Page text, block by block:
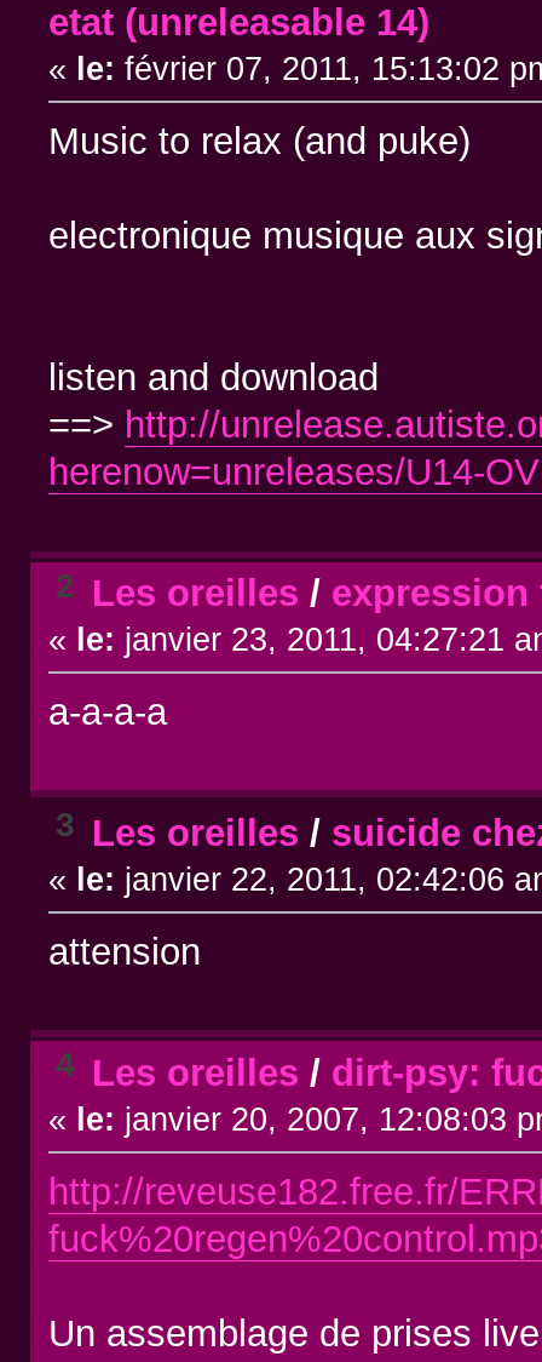
etat (unreleasable 14)
« le: février 07, 2011, 15:13:02
Music to relax (and puke)
electronique musique aux
listen and download
==> http://
herenow=unreleases/U14-
2 Les oreilles / expression
« le: janvier 23, 2011, 04:27:21
a-a-a-a
3 Les oreilles / suicide
« le: janvier 22, 2011, 02:42:06
attension
4 Les oreilles / dirt-psy:
« le: janvier 20, 2007, 12:08:03
http://reveuse182.free.fr/
Un assemblage de prises